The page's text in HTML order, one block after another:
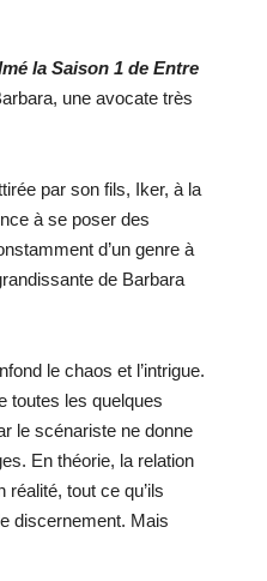
la Saison 1 de Entre
une avocate très
par son fils, Iker, à la
à se poser des
d’un genre à
de Barbara
le chaos et l’intrigue.
toutes les quelques
le scénariste ne donne
En théorie, la relation
tout ce qu’ils
discernement. Mais